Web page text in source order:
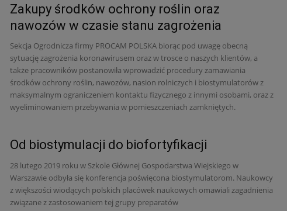
Zakupy środków ochrony roślin oraz
nawozów w czasie stanu zagrożenia
epidemiologicznego
Sekcja Ogrodnicza firmy PROCAM POLSKA biorąc pod uwagę obecną
sytuację zagrożenia koronawirusem oraz w trosce o naszych klientów, a
także pracowników postanowiła wprowadzić procedury zamawiania
środków ochrony roślin, nawozów, nasion rolniczych i biostymulatorów z
maksymalnym ograniczeniem kontaktu fizycznego z innymi osobami, oraz z
wyeliminowaniem przebywania w pomieszczeniach zamkniętych.
Od biostymulacji do biofortyfikacji
28 lutego 2019 roku w Szkole Głównej Gospodarstwa Wiejskiego w
Warszawie odbyła się konferencja poświęcona biostymulatorom. Naukowcy
z większości wiodących polskich placówek naukowych omawiali zagadnienia
związane z zastosowaniem tej grupy preparatów